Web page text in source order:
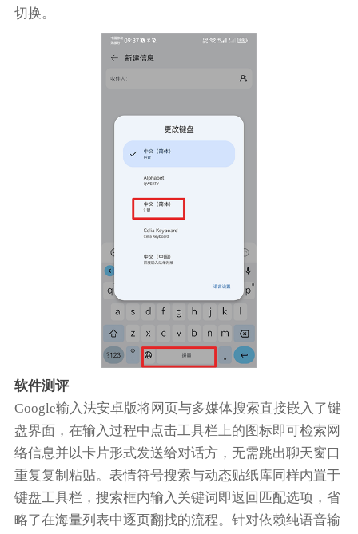
切换。
软件测评
Google输入法安卓版将网页与多媒体搜索直接嵌入了键
盘界面，在输入过程中点击工具栏上的图标即可检索网
络信息并以卡片形式发送给对话方，无需跳出聊天窗口
重复复制粘贴。表情符号搜索与动态贴纸库同样内置于
键盘工具栏，搜索框内输入关键词即返回匹配选项，省
略了在海量列表中逐页翻找的流程。针对依赖纯语音输